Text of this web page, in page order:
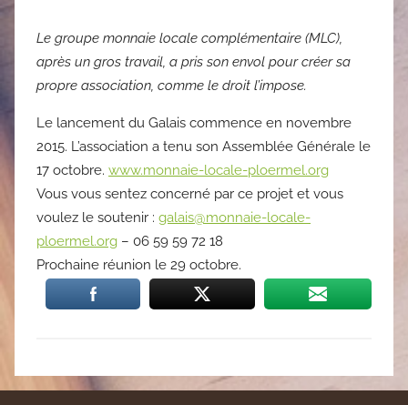
Le groupe monnaie locale complémentaire (MLC),
après un gros travail, a pris son envol pour créer sa
propre association, comme le droit l’impose.
Le lancement du Galais commence en novembre
2015. L’association a tenu son Assemblée Générale le
17 octobre. www.monnaie-locale-ploermel.org
Vous vous sentez concerné par ce projet et vous
voulez le soutenir : galais@monnaie-locale-
ploermel.org – 06 59 59 72 18
Prochaine réunion le 29 octobre.